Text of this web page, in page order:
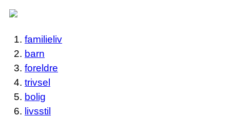
familieliv
barn
foreldre
trivsel
bolig
livsstil